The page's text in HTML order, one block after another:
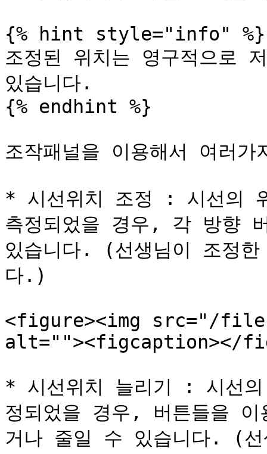
{% hint style="info" %}
조정된 위치는 영구적으로
있습니다.
{% endhint %}
조작패널을 이용해서 여러
* 시선위치 조정 : 시선의
측정되었을 경우, 각 방향
있습니다. (선생님이 조정한
다.)
<figure><img src="/
alt=""><figcaption></
* 시선위치 늘리기 : 시선
정되었을 경우, 버튼들을
거나 줄일 수 있습니다. (선